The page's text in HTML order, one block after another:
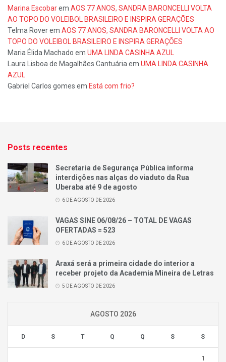
Marina Escobarem AOS 77 ANOS, SANDRA BARONCELLI VOLTA
AO TOPO DO VOLEIBOL BRASILEIRO E INSPIRA GERAÇÕES
Telma Roverem AOS 77 ANOS, SANDRA BARONCELLI VOLTA AO
TOPO DO VOLEIBOL BRASILEIRO E INSPIRA GERAÇÕES
Maria Élida Machado em UMA LINDA CASINHA AZUL
Laura Lisboa de Magalhães Cantuária em UMA LINDA CASINHA
AZUL
Gabriel Carlos gomes em Está com frio?
Posts recentes
Secretaria de Segurança Pública informa
interdições nas alças do viaduto da Rua
Uberaba até 9 de agosto
6 DE AGOSTO DE 2026
VAGAS SINE 06/08/26 – TOTAL DE VAGAS
OFERTADAS = 523
6 DE AGOSTO DE 2026
Araxá será a primeira cidade do interior a
receber projeto da Academia Mineira de Letras
5 DE AGOSTO DE 2026
AGOSTO 2026
D S T Q Q S S
1